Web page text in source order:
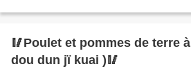
🥢Poulet et pommes de terre à la chinoise ( tŭ
dou dun jï kuai )🥢